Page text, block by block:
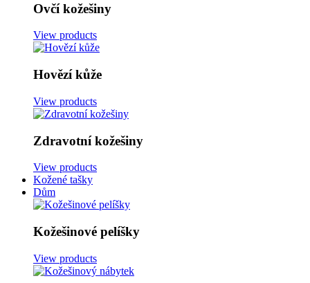
Ovčí kožešiny
View products
Hovězí kůže
View products
Zdravotní kožešiny
View products
Kožené tašky
Dům
Kožešinové pelíšky
View products